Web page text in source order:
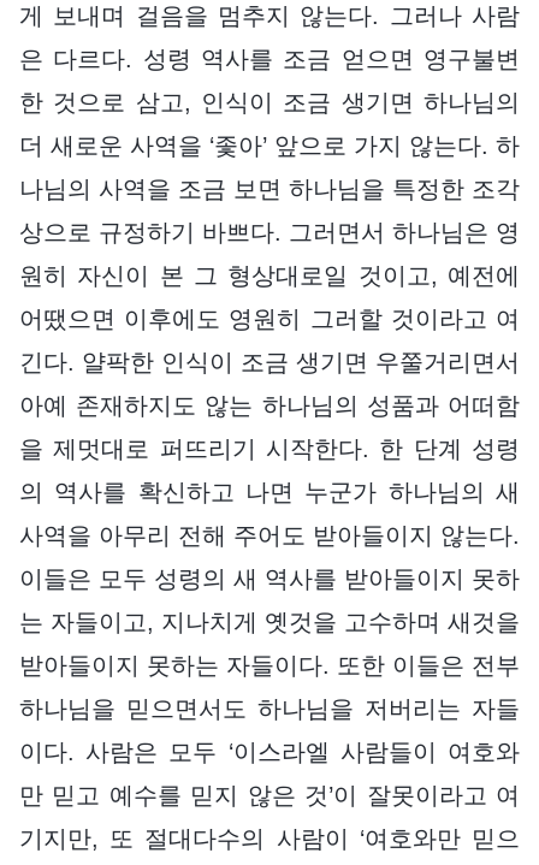
게 보내며 걸음을 멈추지 않는다. 그러나 사람
은 다르다. 성령 역사를 조금 얻으면 영구불변
한 것으로 삼고, 인식이 조금 생기면 하나님의
더 새로운 사역을 ‘좇아’ 앞으로 가지 않는다. 하
나님의 사역을 조금 보면 하나님을 특정한 조각
상으로 규정하기 바쁘다. 그러면서 하나님은 영
원히 자신이 본 그 형상대로일 것이고, 예전에
어땠으면 이후에도 영원히 그러할 것이라고 여
긴다. 얄팍한 인식이 조금 생기면 우쭐거리면서
아예 존재하지도 않는 하나님의 성품과 어떠함
을 제멋대로 퍼뜨리기 시작한다. 한 단계 성령
의 역사를 확신하고 나면 누군가 하나님의 새
사역을 아무리 전해 주어도 받아들이지 않는다.
이들은 모두 성령의 새 역사를 받아들이지 못하
는 자들이고, 지나치게 옛것을 고수하며 새것을
받아들이지 못하는 자들이다. 또한 이들은 전부
하나님을 믿으면서도 하나님을 저버리는 자들
이다. 사람은 모두 ‘이스라엘 사람들이 여호와
만 믿고 예수를 믿지 않은 것’이 잘못이라고 여
기지만, 또 절대다수의 사람이 ‘여호와만 믿으